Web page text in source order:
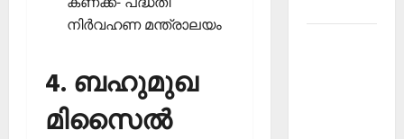
നിര്‍വഹണ മന്ത്രാലയം
4. ബഹുമുഖ
മിസൈല്‍